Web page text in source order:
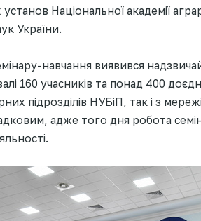
Національної академії
України.
навчання виявився
160 учасників та понад 400
підрозділів НУБіП, так і з
адже того дня робота